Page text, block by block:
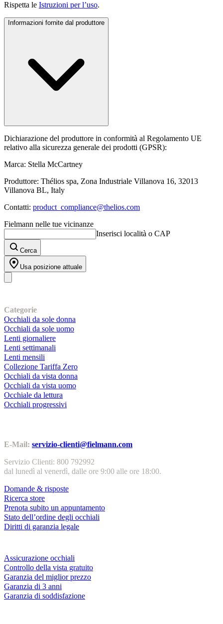
Rispetta le Istruzioni per l’uso.
Informazioni fornite dal produttore
Dichiarazione del produttore in conformità al Regolamento UE
relativo alla sicurezza generale dei prodotti (GPSR):
Marca: Stella McCartney
Produttore: Thélios spa, Zona Industriale Villanova 16, 32013
Villanova BL, Italy
Contatti: product_compliance@thelios.com
Fielmann nelle tue vicinanze
Inserisci località o CAP
Cerca
Usa posizione attuale
Categorie
Occhiali da sole donna
Occhiali da sole uomo
Lenti giornaliere
Lenti settimanali
Lenti mensili
Collezione Tariffa Zero
Occhiali da vista donna
Occhiali da vista uomo
Occhiale da lettura
Occhiali progressivi
E-Mail: servizio-clienti@fielmann.com
Servizio Clienti: 800 792992
dal lunedì al venerdì, dalle ore 9:00 alle ore 18:00.
Domande & risposte
Ricerca store
Prenota subito un appuntamento
Stato dell’ordine degli occhiali
Diritti di garanzia legale
Assicurazione occhiali
Controllo della vista gratuito
Garanzia del miglior prezzo
Garanzia di 3 anni
Garanzia di soddisfazione